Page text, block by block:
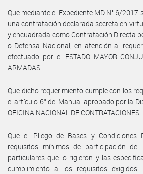
Que mediante el Expediente MD N° 6/
una contratación declarada secreta en
y encuadrada como Contratación Directa
o Defensa Nacional, en atención al
efectuado por el ESTADO MAYOR
ARMADAS.
Que dicho requerimiento cumple con los
el artículo 6° del Manual aprobado por la
OFICINA NACIONAL DE CONTRATACIONES.
Que el Pliego de Bases y Condiciones
requisitos mínimos de participación
particulares que lo rigieron y las
cumplimiento a los requisitos